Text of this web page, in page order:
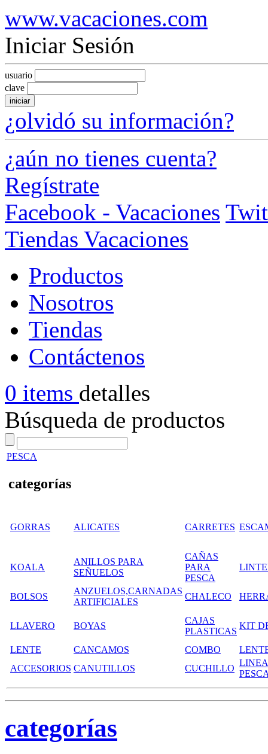
www.vacaciones.com
Iniciar Sesión
usuario
clave
iniciar
¿olvidó su información?
¿aún no tienes cuenta?
Regístrate
Facebook - Vacaciones
Tiendas Vacaciones
Productos
Nosotros
Tiendas
Contáctenos
0 items detalles
Búsqueda de productos
PESCA
categorías
GORRAS ALICATES CARRETES
KOALA
ANILLOS PARA
SEÑUELOS
CAÑAS
PARA
PESCA
BOLSOS
ANZUELOS,CARNADAS
ARTIFICIALES
CHALECO
LLAVERO BOYAS
CAJAS
PLASTICAS
KIT
LENTE CANCAMOS COMBO
ACCESORIOS CANUTILLOS CUCHILLO
categorías